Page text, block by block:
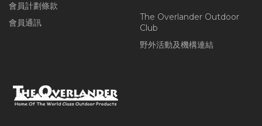
會員計劃條款
會員通訊
The Overlander Outdoor
Club
野外活動及機構連結